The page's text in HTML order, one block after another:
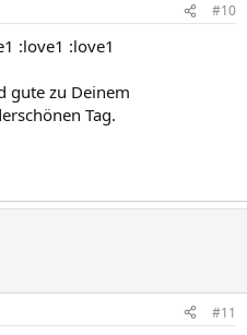
#10
:love1 :love1
gute zu Deinem
Tag.
#11